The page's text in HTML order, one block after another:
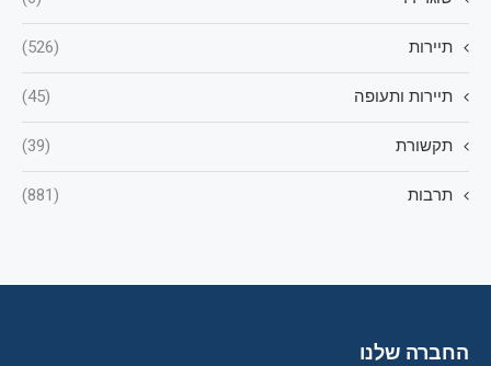
תיירות (526)
תיירות ותעופה (45)
תקשורת (39)
תרבות (881)
החברה שלנו